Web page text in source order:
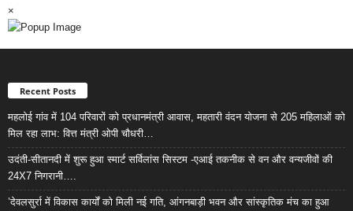
×
Recent Posts
महलोई गांव में 104 परिवारों को प्रधानमंत्री आवास, महतारी वंदन योजना से 205 महिलाओं को
मिल रहा लाभ: वित्त मंत्री ओपी चौधरी…
उदंती-सीतानदी में शुरू हुआ स्मार्ट सर्विलांस सिस्टम -एआई तकनीक से वन और वन्यजीवों की
24X7 निगरानी….
’देवलसुर्रा में विकास कार्यों को मिली नई गति, आंगनबाड़ी भवन और सांस्कृतिक मंच का हुआ